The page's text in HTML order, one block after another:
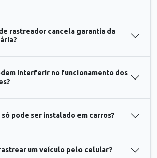
rastreador cancela garantia da
interferir no funcionamento dos
pode ser instalado em carros?
um veículo pelo celular?